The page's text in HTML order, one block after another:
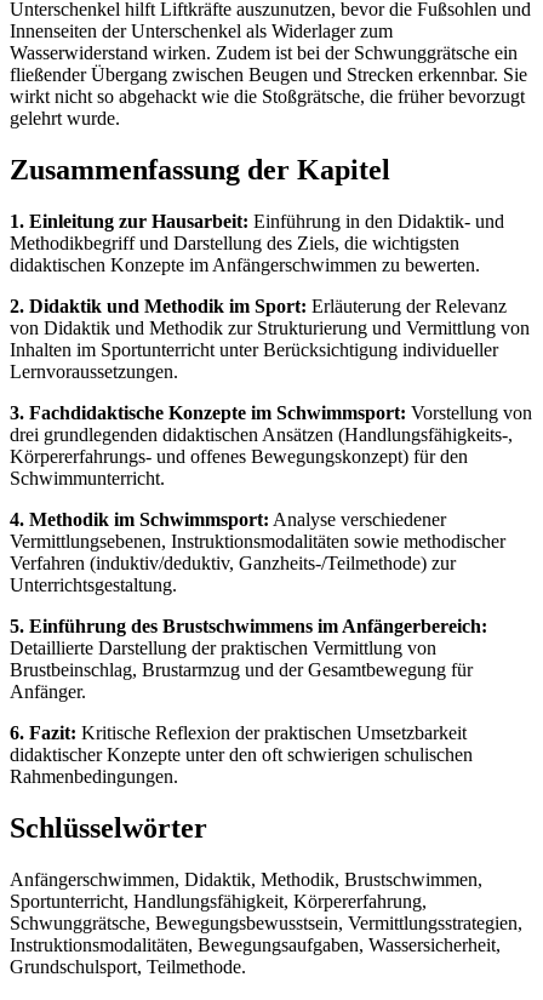
Unterschenkel hilft Liftkräfte auszunutzen, bevor die Fußsohlen und
Innenseiten der Unterschenkel als Widerlager zum
Wasserwiderstand wirken. Zudem ist bei der Schwunggrätsche ein
fließender Übergang zwischen Beugen und Strecken erkennbar. Sie
wirkt nicht so abgehackt wie die Stoßgrätsche, die früher bevorzugt
gelehrt wurde.
Zusammenfassung der Kapitel
1. Einleitung zur Hausarbeit: Einführung in den Didaktik- und
Methodikbegriff und Darstellung des Ziels, die wichtigsten
didaktischen Konzepte im Anfängerschwimmen zu bewerten.
2. Didaktik und Methodik im Sport: Erläuterung der Relevanz
von Didaktik und Methodik zur Strukturierung und Vermittlung von
Inhalten im Sportunterricht unter Berücksichtigung individueller
Lernvoraussetzungen.
3. Fachdidaktische Konzepte im Schwimmsport: Vorstellung von
drei grundlegenden didaktischen Ansätzen (Handlungsfähigkeits-,
Körpererfahrungs- und offenes Bewegungskonzept) für den
Schwimmunterricht.
4. Methodik im Schwimmsport: Analyse verschiedener
Vermittlungsebenen, Instruktionsmodalitäten sowie methodischer
Verfahren (induktiv/deduktiv, Ganzheits-/Teilmethode) zur
Unterrichtsgestaltung.
5. Einführung des Brustschwimmens im Anfängerbereich:
Detaillierte Darstellung der praktischen Vermittlung von
Brustbeinschlag, Brustarmzug und der Gesamtbewegung für
Anfänger.
6. Fazit: Kritische Reflexion der praktischen Umsetzbarkeit
didaktischer Konzepte unter den oft schwierigen schulischen
Rahmenbedingungen.
Schlüsselwörter
Anfängerschwimmen, Didaktik, Methodik, Brustschwimmen,
Sportunterricht, Handlungsfähigkeit, Körpererfahrung,
Schwunggrätsche, Bewegungsbewusstsein, Vermittlungsstrategien,
Instruktionsmodalitäten, Bewegungsaufgaben, Wassersicherheit,
Grundschulsport, Teilmethode.